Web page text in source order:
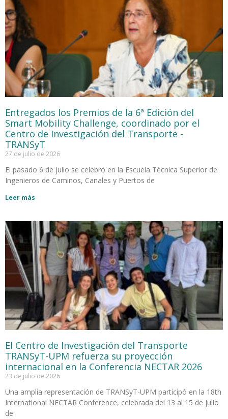
Entregados los Premios de la 6ª Edición del
Smart Mobility Challenge, coordinado por el
Centro de Investigación del Transporte -
TRANSyT
27 de julio de 2026
El pasado 6 de julio se celebró en la Escuela Técnica Superior de
Ingenieros de Caminos, Canales y Puertos de
Leer más
El Centro de Investigación del Transporte
TRANSyT-UPM refuerza su proyección
internacional en la Conferencia NECTAR 2026
23 de julio de 2026
Una amplia representación de TRANSyT-UPM participó en la 18th
International NECTAR Conference, celebrada del 13 al 15 de julio
de